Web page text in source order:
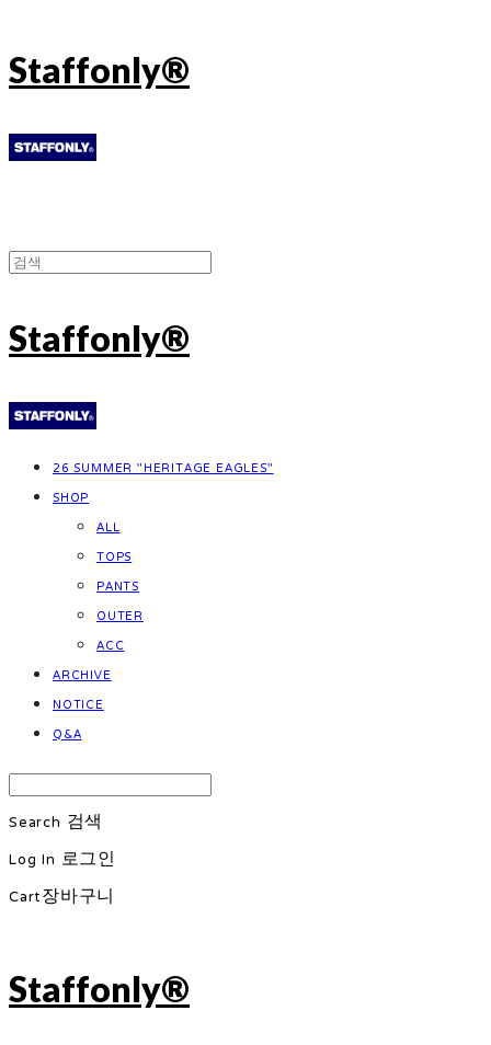
Staffonly®
Staffonly®
26 SUMMER "HERITAGE EAGLES"
SHOP
ALL
TOPS
PANTS
OUTER
ACC
ARCHIVE
NOTICE
Q&A
Search 검색
Log In 로그인
Cart장바구니
Staffonly®